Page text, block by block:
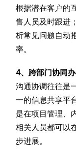
根据潜在客户的
售人员及时跟进
析常见问题自动
率。
4、跨部门协同
沟通协调往往是
一的信息共享平
是在项目管理、
相关人员都可以
步进展。